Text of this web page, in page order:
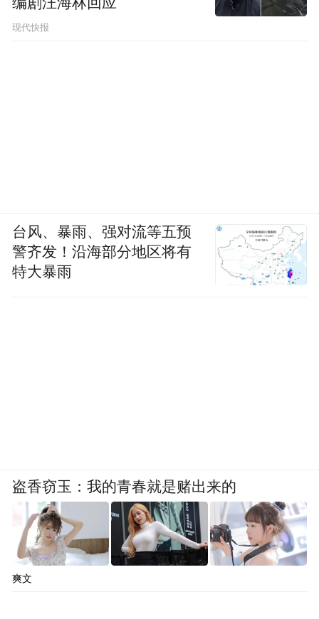
现代快报
台风、暴雨、强对流等五预
警齐发！沿海部分地区将有
特大暴雨
盗香窃玉：我的青春就是赌出来的
爽文